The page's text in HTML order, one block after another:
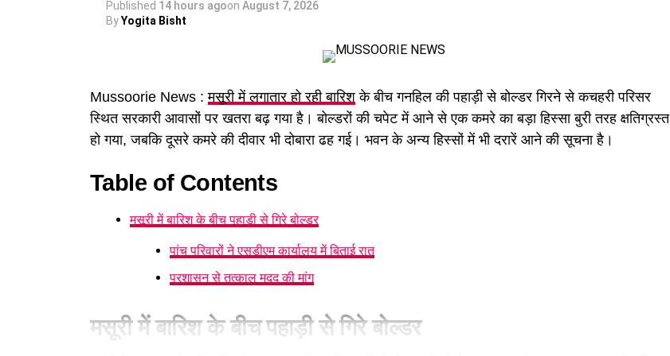
पढ़े धामी कैबिनेट के प्रमुख फैसले
GST संशोधित अध्यादेश को मंजूरी।
नैनीताल हाईकोर्ट के लिए हल्द्वानी गौलापार में 30 हेक्टेयर जमीन देने का फैसला।
जल जीवन मिशन में केंद्र की गाइडलाइंस लागू होंगी।
Published 14 hours agoon August 7, 2026
ByYogita Bisht
Mussoorie News :मसूरी में लगातार हो रही बारिश के बीच गनहिल की पहाड़ी से बोल्डर गिरने से कचहरी परिसर
स्थित सरकारी आवासों पर खतरा बढ़ गया है। बोल्डरों की चपेट में आने से एक कमरे का बड़ा हिस्सा बुरी तरह क्षतिग्रस्त
हो गया, जबकि दूसरे कमरे की दीवार भी दोबारा ढह गई। भवन के अन्य हिस्सों में भी दरारें आने की सूचना है।
Table of Contents
मसूरी में बारिश के बीच पहाड़ी से गिरे बोल्डर
पांच परिवारों ने एसडीएम कार्यालय में बिताई रात
प्रशासन से तत्काल मदद की मांग
मसूरी में बारिश के बीच पहाड़ी से गिरे बोल्डर